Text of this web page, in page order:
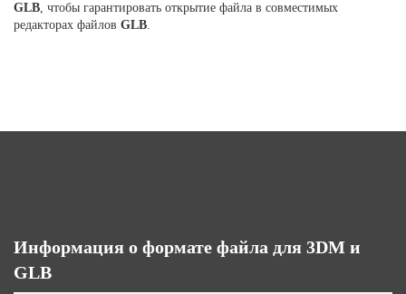
GLB, чтобы гарантировать открытие файла в совместимых
редакторах файлов GLB.
Информация о формате файла для 3DM и
GLB